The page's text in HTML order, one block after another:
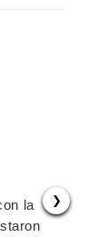
❯
la